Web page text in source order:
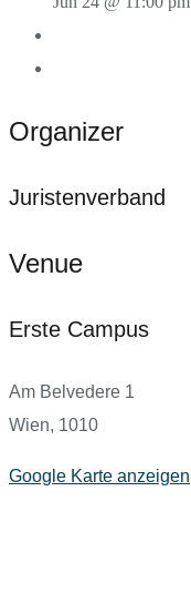
Organizer
Juristenverband
Venue
Erste Campus
Am Belvedere 1
Wien, 1010
Google Karte anzeigen